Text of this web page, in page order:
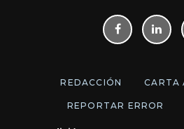
REDACCIÓN CARTA
REPORTAR ERROR